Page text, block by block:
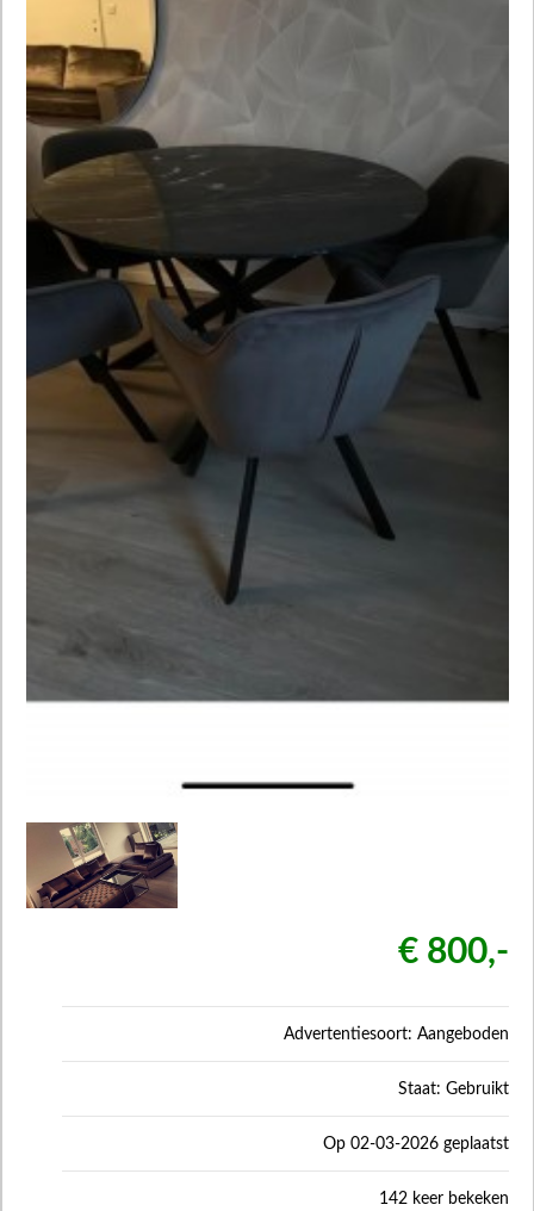
€ 800,-
Advertentiesoort: Aangeboden
Staat: Gebruikt
Op 02-03-2026 geplaatst
142 keer bekeken